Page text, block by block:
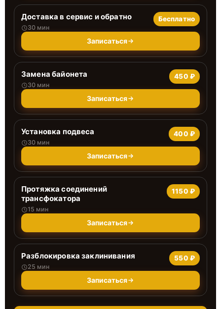
Доставка в сервис и обратно
30 мин
Бесплатно
Записаться
Замена байонета
30 мин
450 ₽
Записаться
Установка подвеса
30 мин
400 ₽
Записаться
Протяжка соединений
трансфокатора
15 мин
1150 ₽
Записаться
Разблокировка заклинивания
25 мин
550 ₽
Записаться